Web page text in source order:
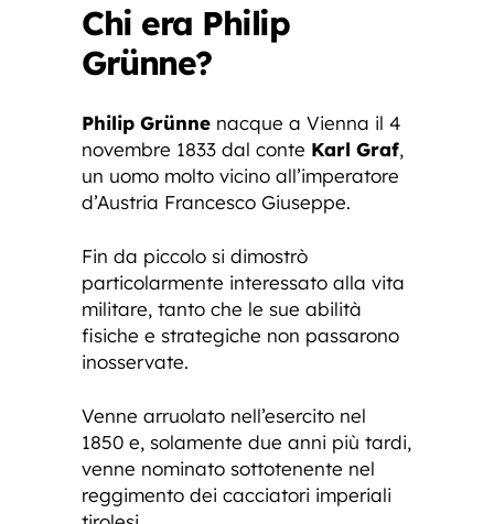
Chi era Philip
Grünne?
Philip Grünne nacque a Vienna il 4
novembre 1833 dal conte Karl Graf,
un uomo molto vicino all’imperatore
d’Austria Francesco Giuseppe.
Fin da piccolo si dimostrò
particolarmente interessato alla vita
militare, tanto che le sue abilità
fisiche e strategiche non passarono
inosservate.
Venne arruolato nell’esercito nel
1850 e, solamente due anni più tardi,
venne nominato sottotenente nel
reggimento dei cacciatori imperiali